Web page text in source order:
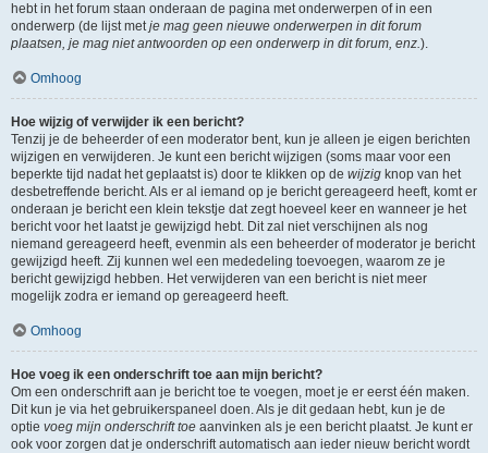
hebt in het forum staan onderaan de pagina met onderwerpen of in een
onderwerp (de lijst metje mag geen nieuwe onderwerpen in dit forum
plaatsen, je mag niet antwoorden op een onderwerp in dit forum, enz.).
Omhoog
Hoe wijzig of verwijder ik een bericht?
Tenzij je de beheerder of een moderator bent, kun je alleen je eigen berichten
wijzigen en verwijderen. Je kunt een bericht wijzigen (soms maar voor een
beperkte tijd nadat het geplaatst is) door te klikken op de wijzig knop van het
desbetreffende bericht. Als er al iemand op je bericht gereageerd heeft, komt er
onderaan je bericht een klein tekstje dat zegt hoeveel keer en wanneer je het
bericht voor het laatst je gewijzigd hebt. Dit zal niet verschijnen als nog
niemand gereageerd heeft, evenmin als een beheerder of moderator je bericht
gewijzigd heeft. Zij kunnen wel een mededeling toevoegen, waarom ze je
bericht gewijzigd hebben. Het verwijderen van een bericht is niet meer
mogelijk zodra er iemand op gereageerd heeft.
Omhoog
Hoe voeg ik een onderschrift toe aan mijn bericht?
Om een onderschrift aan je bericht toe te voegen, moet je er eerst één maken.
Dit kun je via het gebruikerspaneel doen. Als je dit gedaan hebt, kun je de
optie voeg mijn onderschrift toe aanvinken als je een bericht plaatst. Je kunt er
ook voor zorgen dat je onderschrift automatisch aan ieder nieuw bericht wordt